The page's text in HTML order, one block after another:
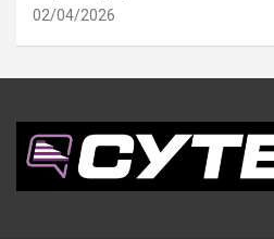
02/04/2026